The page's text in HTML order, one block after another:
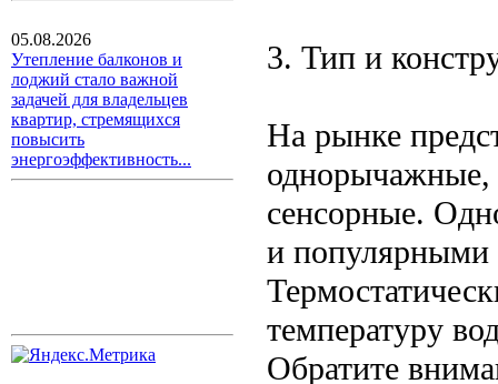
05.08.2026
Утепление балконов и
лоджий стало важной
задачей для владельцев
квартир, стремящихся
повысить
энергоэффективность...
3. Тип и
На рынке
однорычажные,
сенсорные.
и популярными
температуру
Обратите